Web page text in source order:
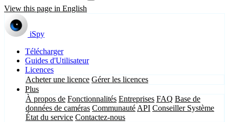
View this page in English
iSpy
Télécharger
Guides d'Utilisateur
Licences
Acheter une licence Gérer les licences
Plus
À propos de Fonctionnalités Entreprises FAQ Base de
données de caméras Communauté API Conseiller Système
État du service Contactez-nous